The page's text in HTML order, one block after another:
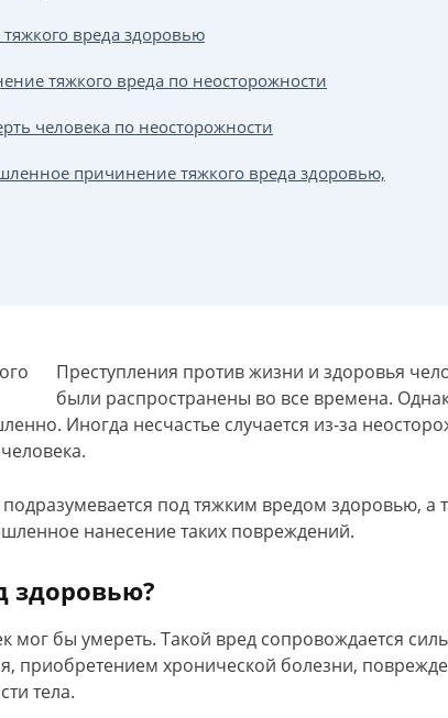
вреда здоровью
тяжкого вреда по неосторожности
человека по неосторожности
причинение тяжкого вреда здоровью,
Преступления против жизни и здоровья
были распространены во все времена.
Иногда несчастье случается из-за
под тяжким вредом здоровью, а
нанесение таких повреждений.
здоровью?
мог бы умереть. Такой вред сопровождается
приобретением хронической болезни,
тела.